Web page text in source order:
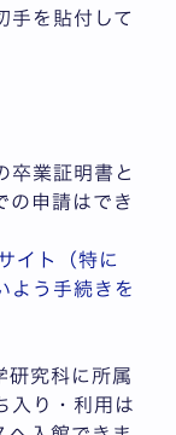
手を貼付して
卒業証明書と
の申請はでき
イト（特に
よう手続きを
研究科に所属
入り・利用は